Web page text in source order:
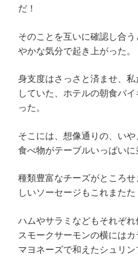
だ！
そのことを互いに確認し合
やかな気分で起き上がった。
身支度はさっさと済ませ、
していた、ホテルの朝食バ
った。
そこには、想像通りの、い
食べ物がテーブルいっぱいに
種類豊富なチーズがところ
しいソーセージもこれまたた
ハムやサラミなどもそれぞ
スモークサーモンの横にはカ
マヨネーズで和えたシュリン